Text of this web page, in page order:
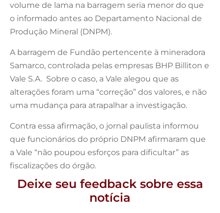
volume de lama na barragem seria menor do que
o informado antes ao Departamento Nacional de
Produção Mineral (DNPM).
A barragem de Fundão pertencente à mineradora
Samarco, controlada pelas empresas BHP Billiton e
Vale S.A. Sobre o caso, a Vale alegou que as
alterações foram uma “correção” dos valores, e não
uma mudança para atrapalhar a investigação.
Contra essa afirmação, o jornal paulista informou
que funcionários do próprio DNPM afirmaram que
a Vale “não poupou esforços para dificultar” as
fiscalizações do órgão.
Deixe seu feedback sobre essa
notícia